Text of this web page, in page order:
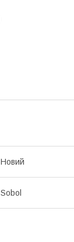
Новий
Sobol